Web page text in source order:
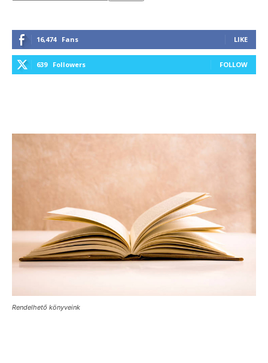
16,474 Fans LIKE
639 Followers FOLLOW
Rendelhető könyveink